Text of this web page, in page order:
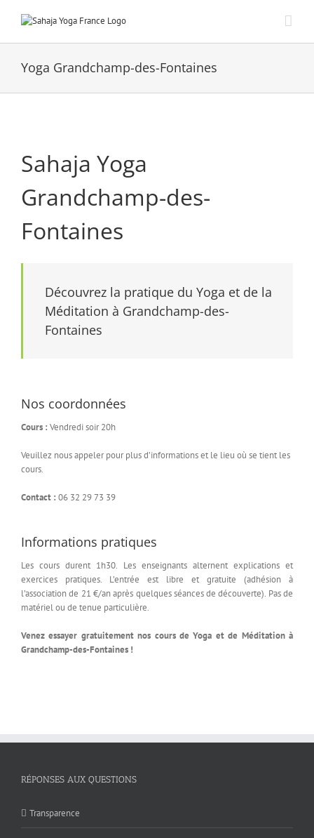
Yoga Grandchamp-des-Fontaines
Sahaja Yoga
Grandchamp-des-
Fontaines
Découvrez la pratique du Yoga et de la
Méditation à Grandchamp-des-
Fontaines
Nos coordonnées
Cours : Vendredi soir 20h
Veuillez nous appeler pour plus d’informations et le lieu où se tient les
cours.
Contact : 06 32 29 73 39
Informations pratiques
Les cours durent 1h30. Les enseignants alternent explications et
exercices pratiques. L’entrée est libre et gratuite (adhésion à
l’association de 21 €/an après quelques séances de découverte). Pas de
matériel ou de tenue particulière.
Venez essayer gratuitement nos cours de Yoga et de Méditation à
Grandchamp-des-Fontaines !
RÉPONSES AUX QUESTIONS
Transparence